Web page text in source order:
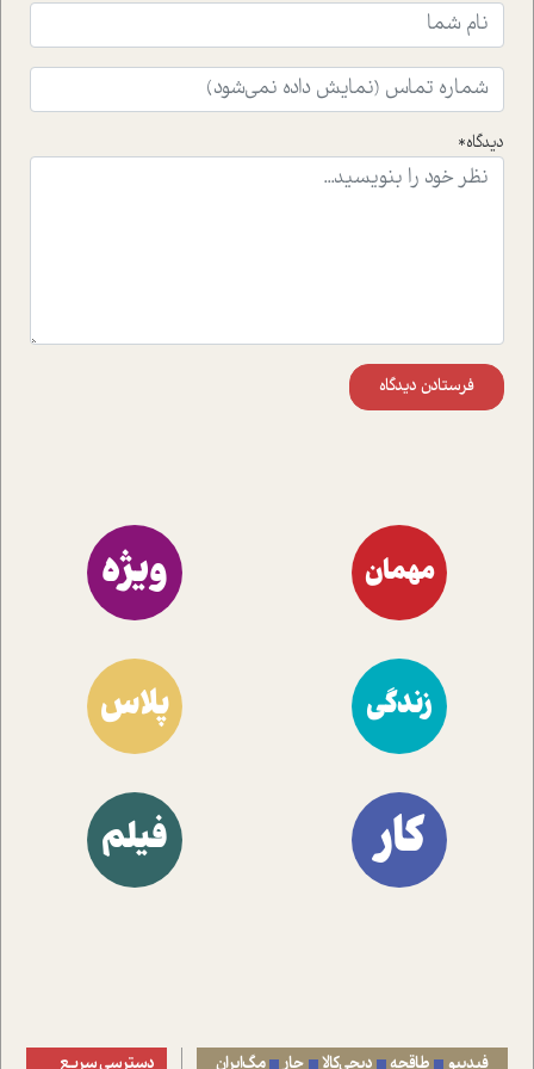
ایشان در حوزه ی شامپانزه ها بر زندگی امروزی ما نگاهی
افکنده است.فصل اتاق 333 شما را پای صحبت یک تجربه ی
واقعی در ارتباط با اختلال شخصیت اسکزوئید و مشکلات و نیز
راهکارهای حل آن قرار می دهد که در اتاق درمان اتفاق افتاده
موثرترین راهکارهای استفاده از هوش مصنوعی در حوزه های
دیدگاه*
فرستادن دیدگاه
مهمان ویژه
زندگی پلاس
کار فیلم
فیدیبو طاقچه دیجی‌کالا جار مگ‌ایران دسترسی سریع